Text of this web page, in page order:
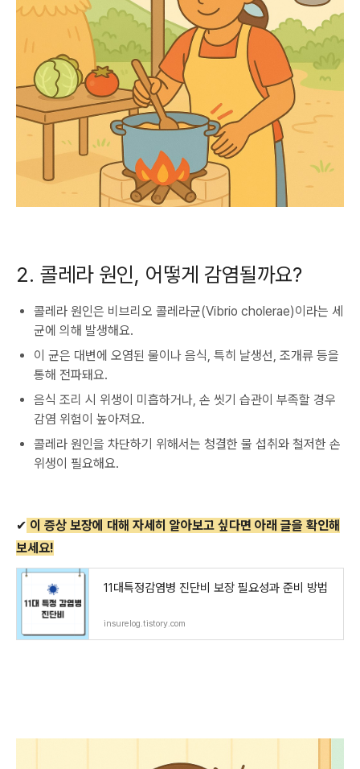
2. 콜레라 원인, 어떻게 감염될까요?
콜레라 원인은 비브리오 콜레라균(Vibrio cholerae)이라는 세
균에 의해 발생해요.
이 균은 대변에 오염된 물이나 음식, 특히 날생선, 조개류 등을
통해 전파돼요.
음식 조리 시 위생이 미흡하거나, 손 씻기 습관이 부족할 경우
감염 위험이 높아져요.
콜레라 원인을 차단하기 위해서는 청결한 물 섭취와 철저한 손
위생이 필요해요.
✔ 이 증상 보장에 대해 자세히 알아보고 싶다면 아래 글을 확인해
보세요!
11대특정감염병 진단비 보장 필요성과 준비 방법
insurelog.tistory.com